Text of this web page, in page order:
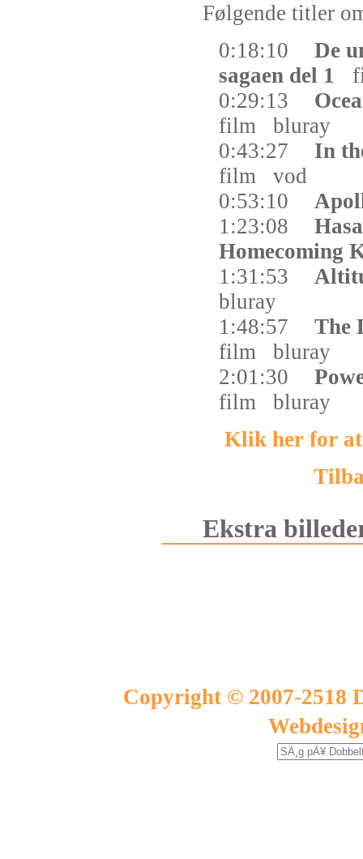
Følgende titler
0:18:10
De
sagaen del 1
0:29:13
film
bluray
0:43:27
In
film
vod
0:53:10
1:23:08
Homecoming
1:31:53
bluray
1:48:57
The
film
bluray
2:01:30
film
bluray
Klik her for at
Ekstra
Copyright © 2007-2518